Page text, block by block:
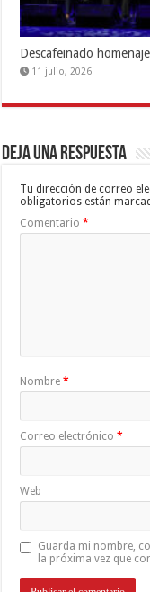
Descafeinado
11 julio, 2026
Deja una respuesta
Tu dirección de correo
obligatorios están
Comentario*
Nombre*
Correo electrónico*
Web
Guarda mi nombre,
la próxima vez que